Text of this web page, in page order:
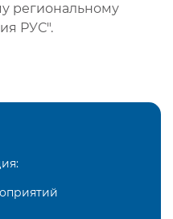
региональному
РУС".